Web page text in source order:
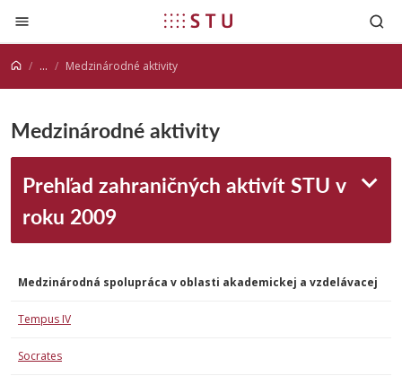
Prejsť na obsah
... Medzinárodné aktivity
Medzinárodné aktivity
Prehľad zahraničných aktivít STU v
roku 2009
Medzinárodná spolupráca v oblasti akademickej a vzdelávacej
Tempus IV
Socrates